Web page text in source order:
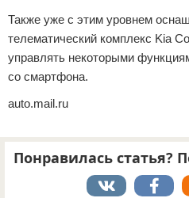
Также уже с этим уровнем
телематический комплекс Kia
управлять некоторыми
со смартфона.
auto.mail.ru
Понравилась статья?